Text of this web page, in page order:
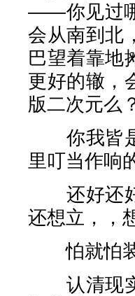
——你见过
会从南到北
巴望着靠地
更好的辙，
版二次元么
你我皆是
里叮当作响
还好还好
还想立，，
怕就怕装
认清现实